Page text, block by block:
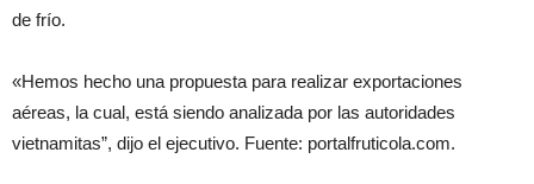
de frío.
«Hemos hecho una propuesta para realizar exportaciones
aéreas, la cual, está siendo analizada por las autoridades
vietnamitas”, dijo el ejecutivo. Fuente: portalfruticola.com.